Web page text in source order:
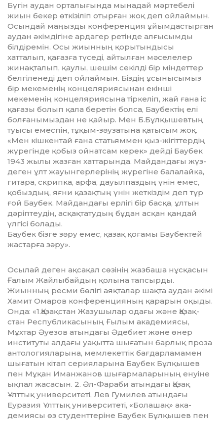
Бүгін аудан орталығында мынадай мәр­тебелі
жиын бекер өткізіліп отырған жоқ деп ойлаймын.
Осындай маңызды конференция ұйымдастырған
аудан әкімдігіне ардагер ретінде алғысымды
білдіремін. Осы жиынның қорытындысы
хатталып, қағазға түседі, айтылған мәселелер
жинақталып, қау­лы, шешім секілді бір міндеттер
бел­гі­ле­неді деп ойлаймын. Біздің ұсынысымыз
бір мекеменің концеляриясынан екінші
мекеменің концеляриясына тіркеліп, жай ғана іс
қағазы болып қала беретін болса, Баубектің елі
болғанымыздан не қайыр. Мен Б.Бұлқышевтың
туысы емеспін, тұ­қым-зәу­затына қатысым жоқ.
«Мен кіш­кен­тай ғана статьяммен қыз-жігіттердің
жүрегінде қобыз ойнатсам керек» дейді Баубек
1943 жылы жазған хаттарында. Майдандағы жүз­
деген ұлт жауынгерлерінің жүрегіне бала­лайка,
гитара, скрипка, арфа, дауыл­паз­дың үнін емес,
қобыздың, яғни қазақ­тың үнін жеткіздім деп тұр
ғой Баубек. Май­дандағы ерлігі бір басқа, ұлтын
дәріп­теудің, асқақтатудың бұдан асқан қандай
үлгісі болады.
Баубек бізге зәру емес, қазақ қоғамы Бау­бектей
жастарға зәру».
Осылай деген ақсақал сөзінің жазбаша нұс­қасын
Ғалым Жайлыбайдың қолына тап­сырды.
Жиынның ресми бөлігі аяқталар шақта аудан әкімі
Хамит Омаров кон­фе­ренцияның қарарын оқыды.
Онда: «1.Қа­зақ­стан Жазушылар одағы және Қа­зақ­
стан Республикасының Ғылым академиясы,
Мұхтар Әуезов атындағы Әдебиет және өнер
институты алдағы уақытта шығатын бар­лық проза
антологияларына, мемлекет­тік бағдарламамен
шығатын кітап серияларына Баубек Бұлқышев
пен Мұқан Иманжанов шығармаларының енуіне
ықпал жасасын. 2. Әл-Фараби атындағы Қазақ
Ұлттық университеті, Лев Гумилев атын­дағы
Еуразия Ұлттық университеті, «Бо­лашақ» ака­­
демиясы өз студенттеріне Баубек Бұл­қы­шев пен